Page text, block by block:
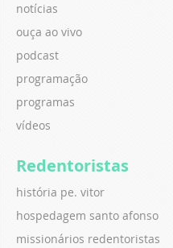
notícias
ouça ao vivo
podcast
programação
programas
vídeos
Redentoristas
história pe. vitor
hospedagem santo afonso
missionários redentoristas